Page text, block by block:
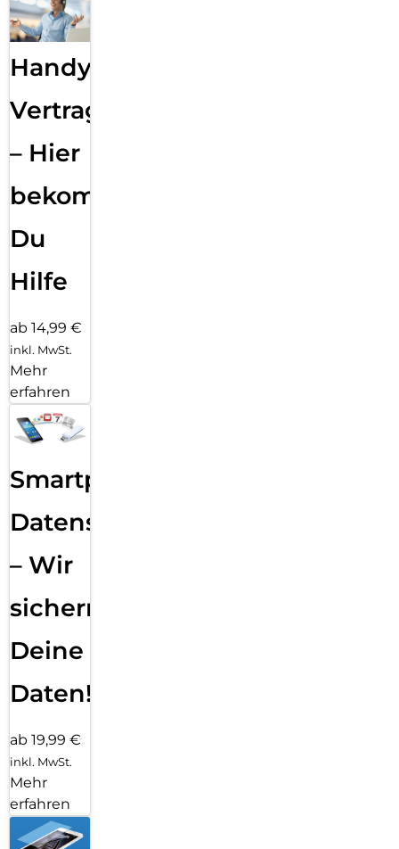
Handy
Vertragsabwicklung
– Hier
bekommst
Du
Hilfe
ab 14,99 €
inkl. MwSt.
Mehr
erfahren
Smartphone
Datensicherung
– Wir
sichern
Deine
Daten!
ab 19,99 €
inkl. MwSt.
Mehr
erfahren